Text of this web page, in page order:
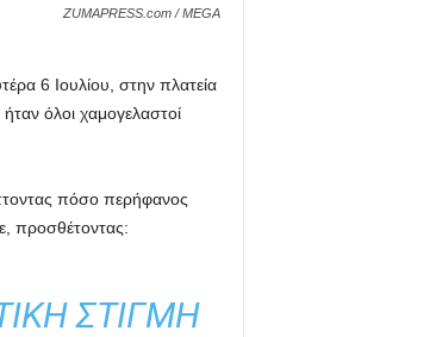
ZUMAPRESS.com / MEGA
6 Ιουλίου, στην πλατεία
όλοι χαμογελαστοί
πόσο περήφανος
προσθέτοντας:
ΣΤΙΓΜΉ